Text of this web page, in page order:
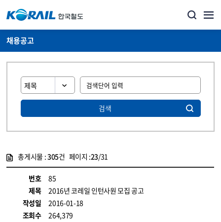
채용공고
검색
총게시물 :305건 페이지 :23/31
번호
85
제목
2016년 코레일 인턴사원 모집 공고
작성일
2016-01-18
조회수
264,379